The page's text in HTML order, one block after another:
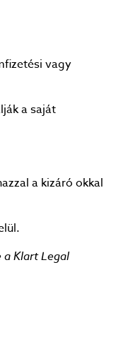
vagy
a saját
a kizáró okkal
Klart Legal